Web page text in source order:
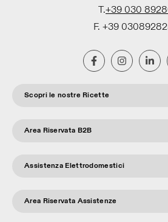
T.+39 030
F. +39
Scopri le nostre Ricette
Area Riservata B2B
Assistenza Elettrodomestici
Area Riservata Assistenze